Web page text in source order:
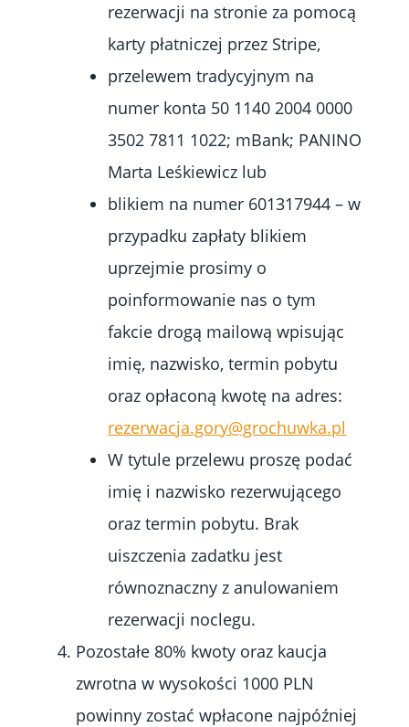
rezerwacji na stronie za pomocą
karty płatniczej przez Stripe,
przelewem tradycyjnym na
numer konta 50 1140 2004 0000
3502 7811 1022; mBank; PANINO
Marta Leśkiewicz lub
blikiem na numer 601317944 – w
przypadku zapłaty blikiem
uprzejmie prosimy o
poinformowanie nas o tym
fakcie drogą mailową wpisując
imię, nazwisko, termin pobytu
oraz opłaconą kwotę na adres:
rezerwacja.gory@grochuwka.pl
W tytule przelewu proszę podać
imię i nazwisko rezerwującego
oraz termin pobytu. Brak
uiszczenia zadatku jest
równoznaczny z anulowaniem
rezerwacji noclegu.
Pozostałe 80% kwoty oraz kaucja
zwrotna w wysokości 1000 PLN
powinny zostać wpłacone najpóźniej